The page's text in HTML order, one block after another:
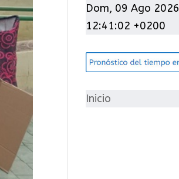
t
e
o
í
Dom, 09 Ago 2026
12:41:03 +0200
Inicio